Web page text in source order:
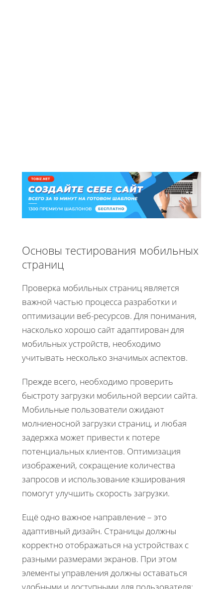
Основы тестирования мобильных
страниц
Проверка мобильных страниц является
важной частью процесса разработки и
оптимизации веб-ресурсов. Для понимания,
насколько хорошо сайт адаптирован для
мобильных устройств, необходимо
учитывать несколько значимых аспектов.
Прежде всего, необходимо проверить
быстроту загрузки мобильной версии сайта.
Мобильные пользователи ожидают
молниеносной загрузки страниц, и любая
задержка может привести к потере
потенциальных клиентов. Оптимизация
изображений, сокращение количества
запросов и использование кэширования
помогут улучшить скорость загрузки.
Ещё одно важное направление – это
адаптивный дизайн. Страницы должны
корректно отображаться на устройствах с
разными размерами экранов. При этом
элементы управления должны оставаться
удобными и доступными для пользователя: